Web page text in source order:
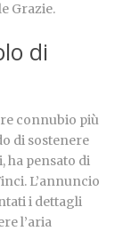
Grazie.
di
connubio più
di sostenere
ha pensato di
L’annuncio
i dettagli
l’aria